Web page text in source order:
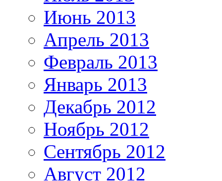
Июнь 2013
Апрель 2013
Февраль 2013
Январь 2013
Декабрь 2012
Ноябрь 2012
Сентябрь 2012
Август 2012